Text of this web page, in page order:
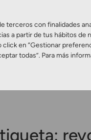
Salud Visual Ojo
terceros con finalidades
a partir de tus hábitos de
en “Gestionar
todas”. Para más